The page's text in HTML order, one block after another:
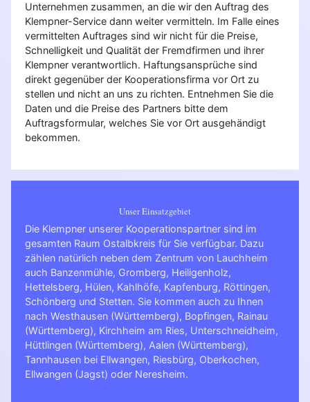
Unternehmen zusammen, an die wir den Auftrag des
Klempner-Service dann weiter vermitteln. Im Falle eines
vermittelten Auftrages sind wir nicht für die Preise,
Schnelligkeit und Qualität der Fremdfirmen und ihrer
Klempner verantwortlich. Haftungsansprüche sind
direkt gegenüber der Kooperationsfirma vor Ort zu
stellen und nicht an uns zu richten. Entnehmen Sie die
Daten und die Preise des Partners bitte dem
Auftragsformular, welches Sie vor Ort ausgehändigt
bekommen.
Unser Einsatzgebiet
Die Klempner unserer Kooperationspartner sind im
gesamten Raum Ostalbkreis für Sie verfügbar. Dazu
zählen natürlich neben dem Zentrum von Lauchheim
auch Banzenmühle, Gromberg, Heiligenholz,
Hettelsberg, Hülen, Kahlhöfe, Kapfenburg, Röttingen,
Schönberg und Stetten. Sie kommen auch zu Ihnen
nach Westhausen (Württemberg), Bopfingen, Rainau
(Württemberg), Kirchheim am Ries, Unterschneidheim,
Hüttlingen (Württemberg), Aalen (Württemberg),
Tannhausen bei Ellwangen, Riesbürg, Oberkochen,
Ellwangen (Jagst) oder Neresheim.